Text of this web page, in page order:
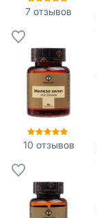
7 отзывов
10 отзывов